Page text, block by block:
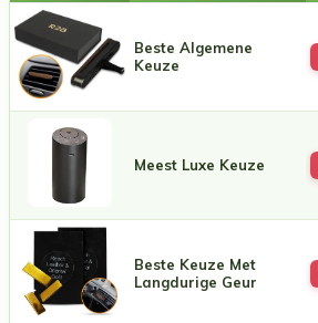
Beste Algemene
Keuze
Meest Luxe Keuze
Beste Keuze Met
Langdurige Geur